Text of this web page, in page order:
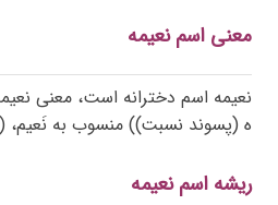
معنی اسم نعیمه
نعیمه اسم دخترانه است، معنی
ه (پسوند نسبت)) منسوب به نَعیم، ( نعیم.
ریشه اسم نعیمه